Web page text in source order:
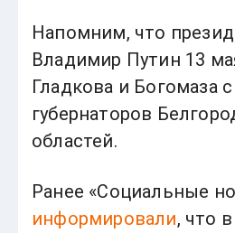
Напомним, что
Владимир Путин 13
Гладкова и Богомаза
губернаторов
областей.
Ранее «Социальные
информировали, что